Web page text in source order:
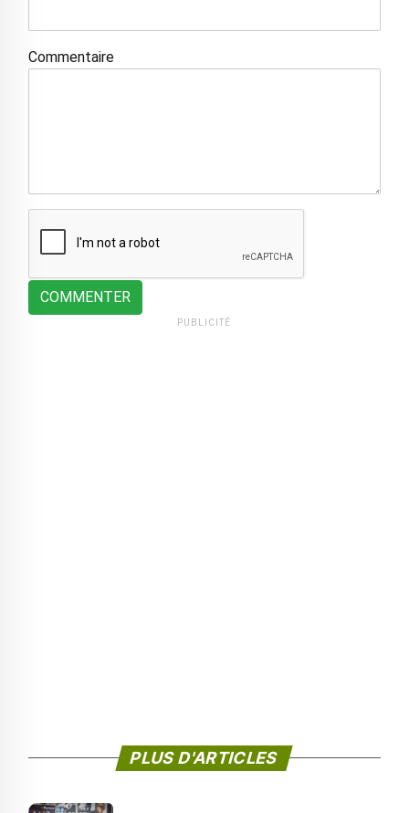
Commentaire
COMMENTER
PUBLICITÉ
PLUS D'ARTICLES